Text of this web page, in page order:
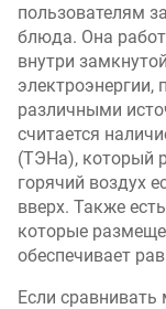
пользователям
блюда. Она
внутри
различными
считается
(ТЭНа), который
горячий воздух
вверх. Также
которые
обеспечивает
Если сравнивать